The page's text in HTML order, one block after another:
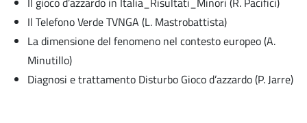
Il Telefono Verde TVNGA (L. Mastrobattista)
La dimensione del fenomeno nel contesto europeo (A.
Minutillo)
Diagnosi e trattamento Disturbo Gioco d’azzardo (P. Jarre)